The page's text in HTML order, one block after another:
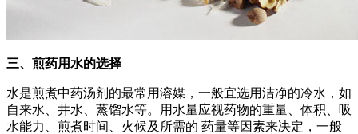
三、煎药用水的选择
水是煎煮中药汤剂的最常用溶媒，一般宜选用洁净的冷水，如
自来水、井水、蒸馏水等。用水量应视药物的重量、体积、吸
水能力、煎煮时间、火候及所需的 药量等因素来决定，一般